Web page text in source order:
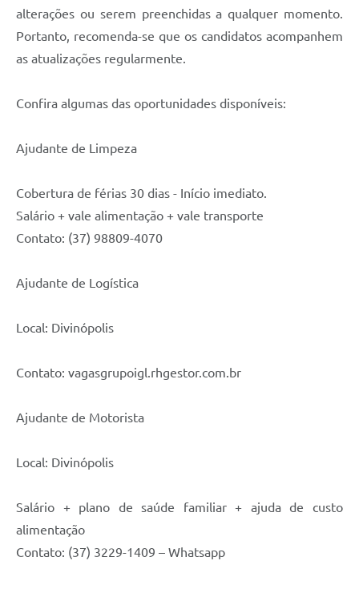
alterações ou serem preenchidas a qualquer momento.
Portanto, recomenda-se que os candidatos acompanhem
as atualizações regularmente.
Confira algumas das oportunidades disponíveis:
Ajudante de Limpeza
Cobertura de férias 30 dias - Início imediato.
Salário + vale alimentação + vale transporte
Contato: (37) 98809-4070
Ajudante de Logística
Local: Divinópolis
Contato: vagasgrupoigl.rhgestor.com.br
Ajudante de Motorista
Local: Divinópolis
Salário + plano de saúde familiar + ajuda de custo
alimentação
Contato: (37) 3229-1409 – Whatsapp